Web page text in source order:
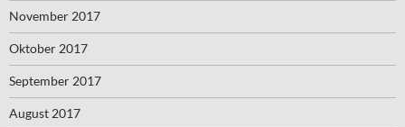
November 2017
Oktober 2017
September 2017
August 2017